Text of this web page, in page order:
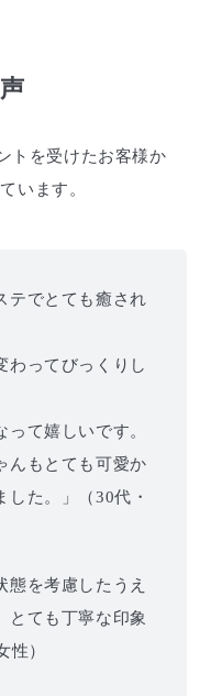
トを受けたお客様か
います。
テでとても癒され
わってびっくりし
って嬉しいです。
んもとても可愛か
した。」（30代・
態を考慮したうえ
とても丁寧な印象
性）